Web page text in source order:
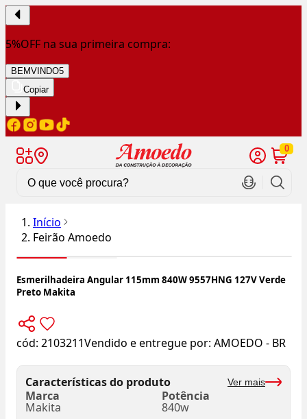
5%OFF na sua primeira compra:
BEMVINDO5
Copiar
0
Início
Feirão Amoedo
Esmerilhadeira Angular 115mm 840W 9557HNG 127V Verde
Preto Makita
cód: 2103211Vendido e entregue por: AMOEDO - BR
Características do produto Ver mais
Marca
Makita
Potência
840w